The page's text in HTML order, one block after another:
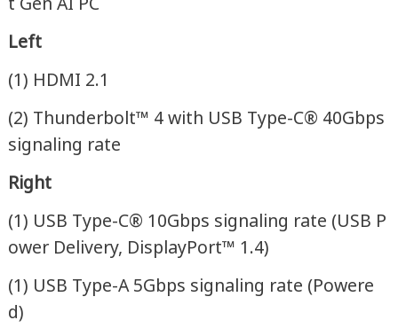
Left
(1) HDMI 2.1
(2) Thunderbolt™ 4 with USB Type-C® 40Gbps
signaling rate
Right
(1) USB Type-C® 10Gbps signaling rate (USB P
ower Delivery, DisplayPort™ 1.4)
(1) USB Type-A 5Gbps signaling rate (Powere
d)